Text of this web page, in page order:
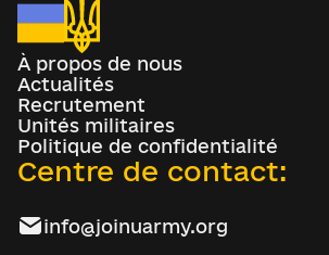
À propos de nous
Actualités
Recrutement
Unités militaires
Politique de confidentialité
Centre de contact:
info@joinuarmy.org